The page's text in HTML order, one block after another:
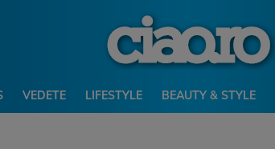
VEDETE LIFESTYLE BEAUTY & STYLE